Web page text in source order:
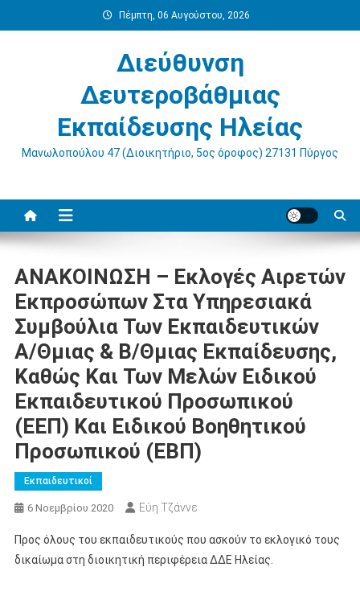
στο
Πέμπτη, 06 Αυγούστου, 2026
Διεύθυνση
Δευτεροβάθμιας
Εκπαίδευσης Ηλείας
Μανωλοπούλου 47 (Διοικητήριο, 5ος όροφος) 27131 Πύργος
ΑΝΑΚΟΙΝΩΣΗ – Εκλογές Αιρετών
Εκπροσώπων Στα Υπηρεσιακά
Συμβούλια Των Εκπαιδευτικών
Α/θμιας & Β/θμιας Εκπαίδευσης,
Καθώς Και Των Μελών Ειδικού
Εκπαιδευτικού Προσωπικού
(ΕΕΠ) Και Ειδικού Βοηθητικού
Προσωπικού (ΕΒΠ)
Εκπαιδευτικοί
6 Νοεμβρίου 2020 Εύη Τζάννε
Προς όλους του εκπαιδευτικούς που ασκούν το εκλογικό τους
δικαίωμα στη διοικητική περιφέρεια ΔΔΕ Ηλείας.